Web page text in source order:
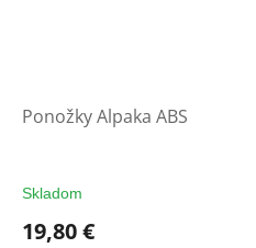
Ponožky Alpaka ABS
Skladom
19,80 €